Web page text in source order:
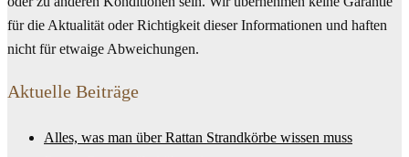
für die Aktualität oder Richtigkeit dieser Informationen und haften
nicht für etwaige Abweichungen.
Aktuelle Beiträge
Alles, was man über Rattan Strandkörbe wissen muss